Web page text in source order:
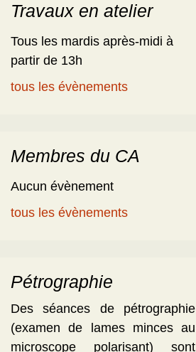
Travaux en atelier
Tous les mardis après-midi à
partir de 13h
tous les évènements
Membres du CA
Aucun évènement
tous les évènements
Pétrographie
Des séances de pétrographie
(examen de lames minces au
microscope polarisant) sont